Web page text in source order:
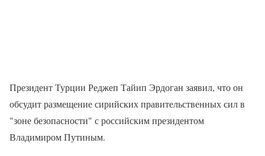
Президент Турции Реджеп Тайип Эрдоган заявил, что он
обсудит размещение сирийских правительственных сил в
"зоне безопасности" с российским президентом
Владимиром Путиным.